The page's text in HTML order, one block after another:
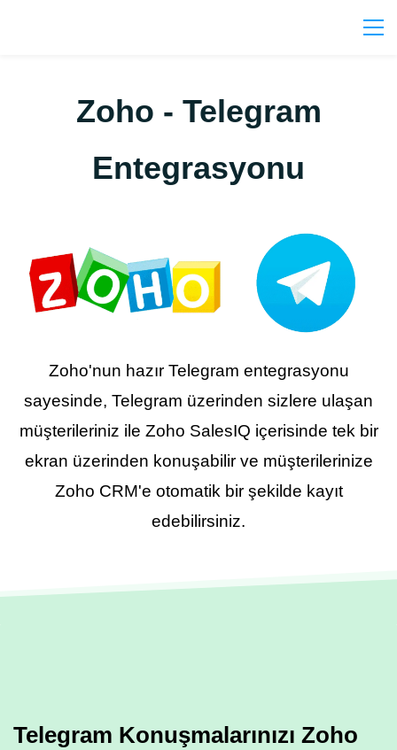
Zoho - Telegram
Entegrasyonu
Zoho'nun hazır Telegram entegrasyonu
sayesinde, Telegram üzerinden sizlere ulaşan
müşterileriniz ile Zoho SalesIQ içerisinde tek bir
ekran üzerinden konuşabilir ve müşterilerinize
Zoho CRM'e otomatik bir şekilde kayıt
edebilirsiniz.
Telegram Konuşmalarınızı Zoho